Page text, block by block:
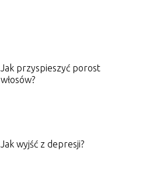
Jak przyspieszyć porost
włosów?
Jak wyjść z depresji?